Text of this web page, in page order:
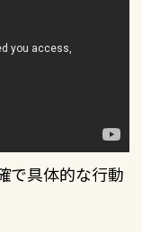
で具体的な行動